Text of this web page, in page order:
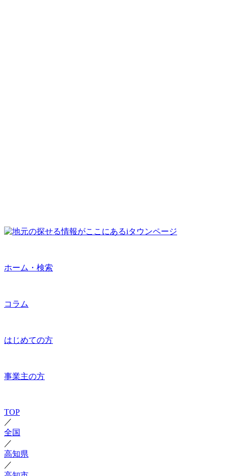
ホーム・検索
コラム
はじめての方
事業主の方
TOP
／
全国
／
高知県
／